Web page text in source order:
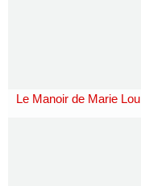
Le Manoir de Marie Lou